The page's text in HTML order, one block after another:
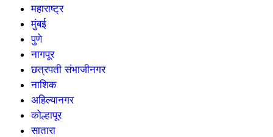
महाराष्ट्र
मुंबई
पुणे
नागपूर
छत्रपती संभाजीनगर
नाशिक
अहिल्यानगर
कोल्हापूर
सातारा